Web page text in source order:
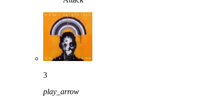
3
play_arrow